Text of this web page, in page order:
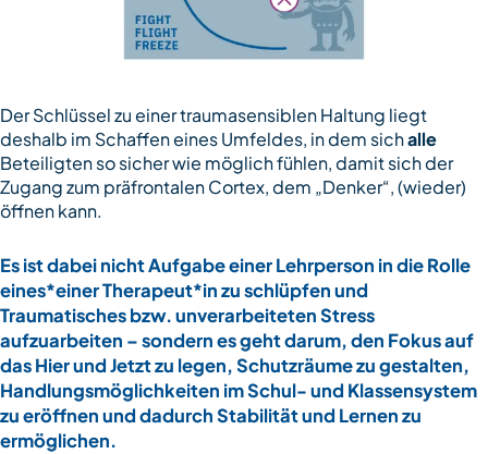
Der Schlüssel zu einer traumasensiblen Haltung liegt
deshalb im Schaffen eines Umfeldes, in dem sichalle
Beteiligten so sicher wie möglich fühlen, damit sich der
Zugang zum präfrontalen Cortex, dem „Denker“, (wieder)
öffnen kann.
Es ist dabei nicht Aufgabe einer Lehrperson in die Rolle
eines*einer Therapeut*in zu schlüpfen und
Traumatisches bzw. unverarbeiteten Stress
aufzuarbeiten – sondern es geht darum, den Fokus auf
das Hier und Jetzt zu legen, Schutzräume zu gestalten,
Handlungsmöglichkeiten im Schul- und Klassensystem
zu eröffnen und dadurch Stabilität und Lernen zu
ermöglichen.